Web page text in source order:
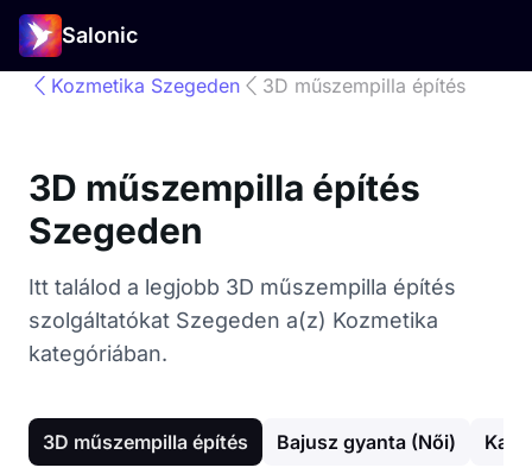
Salonic
Kozmetika Szegeden 3D műszempilla építés
3D műszempilla építés
Szegeden
Itt találod a legjobb 3D műszempilla építés
szolgáltatókat Szegeden a(z) Kozmetika
kategóriában.
3D műszempilla építés Bajusz gyanta (Női) Kar